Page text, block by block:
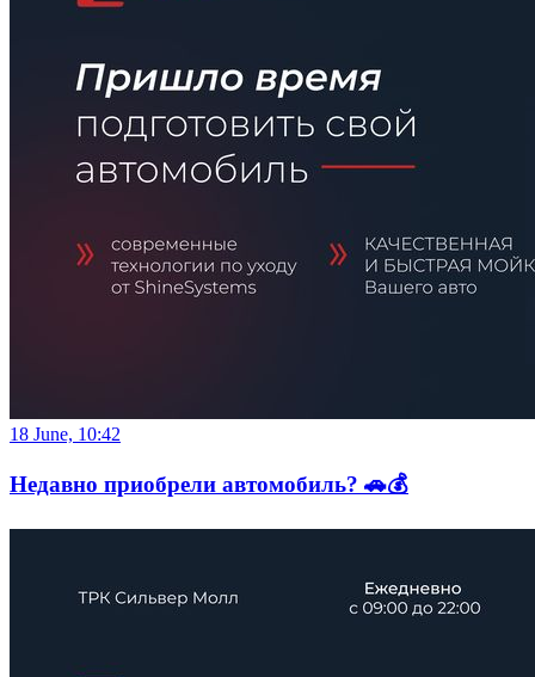
18 June, 10:42
Недавно приобрели автомобиль? 🚗💰